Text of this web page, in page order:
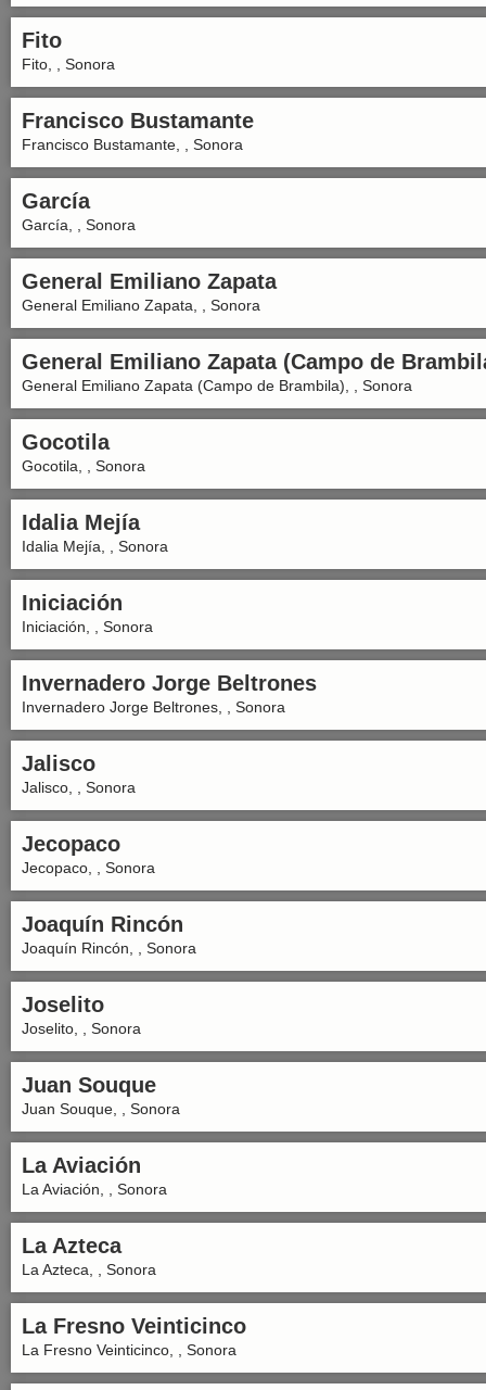
Fito
Fito, , Sonora
Francisco Bustamante
Francisco Bustamante, , Sonora
García
García, , Sonora
General Emiliano Zapata
General Emiliano Zapata, , Sonora
General Emiliano Zapata (Campo de
General Emiliano Zapata (Campo de Brambila), , Sonora
Gocotila
Gocotila, , Sonora
Idalia Mejía
Idalia Mejía, , Sonora
Iniciación
Iniciación, , Sonora
Invernadero Jorge Beltrones
Invernadero Jorge Beltrones, , Sonora
Jalisco
Jalisco, , Sonora
Jecopaco
Jecopaco, , Sonora
Joaquín Rincón
Joaquín Rincón, , Sonora
Joselito
Joselito, , Sonora
Juan Souque
Juan Souque, , Sonora
La Aviación
La Aviación, , Sonora
La Azteca
La Azteca, , Sonora
La Fresno Veinticinco
La Fresno Veinticinco, , Sonora